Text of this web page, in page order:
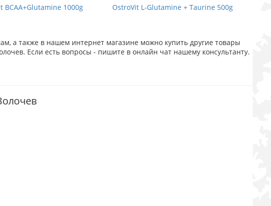
BCAA+Glutamine 1000g OstroVit L-Glutamine + Taurine 500g
а также в нашем интернет магазине можно купить другие товары
Если есть вопросы - пишите в онлайн чат нашему консультанту.